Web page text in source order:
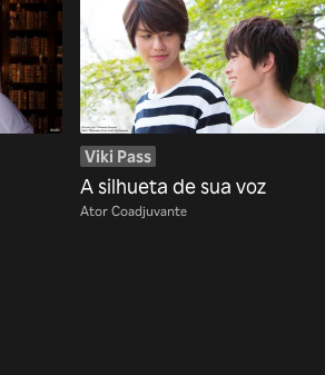
Viki Pass
A silhueta de sua voz
Ator Coadjuvante